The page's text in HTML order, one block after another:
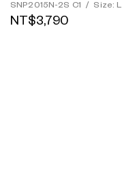
SNP2015N-2S C1 / Size: L
NT$3,790